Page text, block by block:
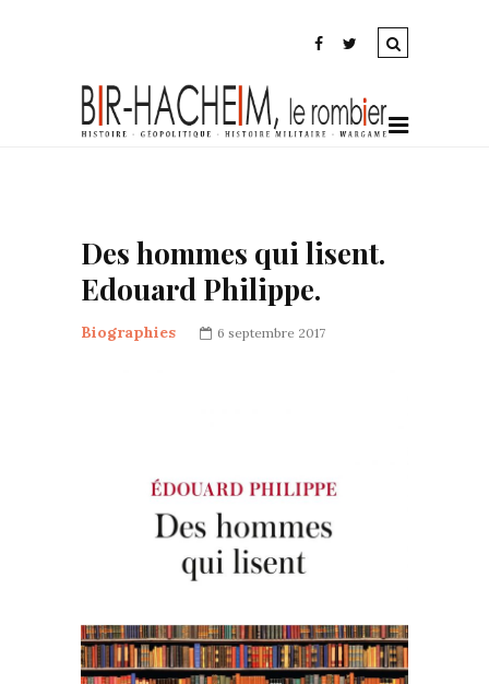
Des hommes qui lisent.
Edouard Philippe.
Biographies 6 septembre 2017